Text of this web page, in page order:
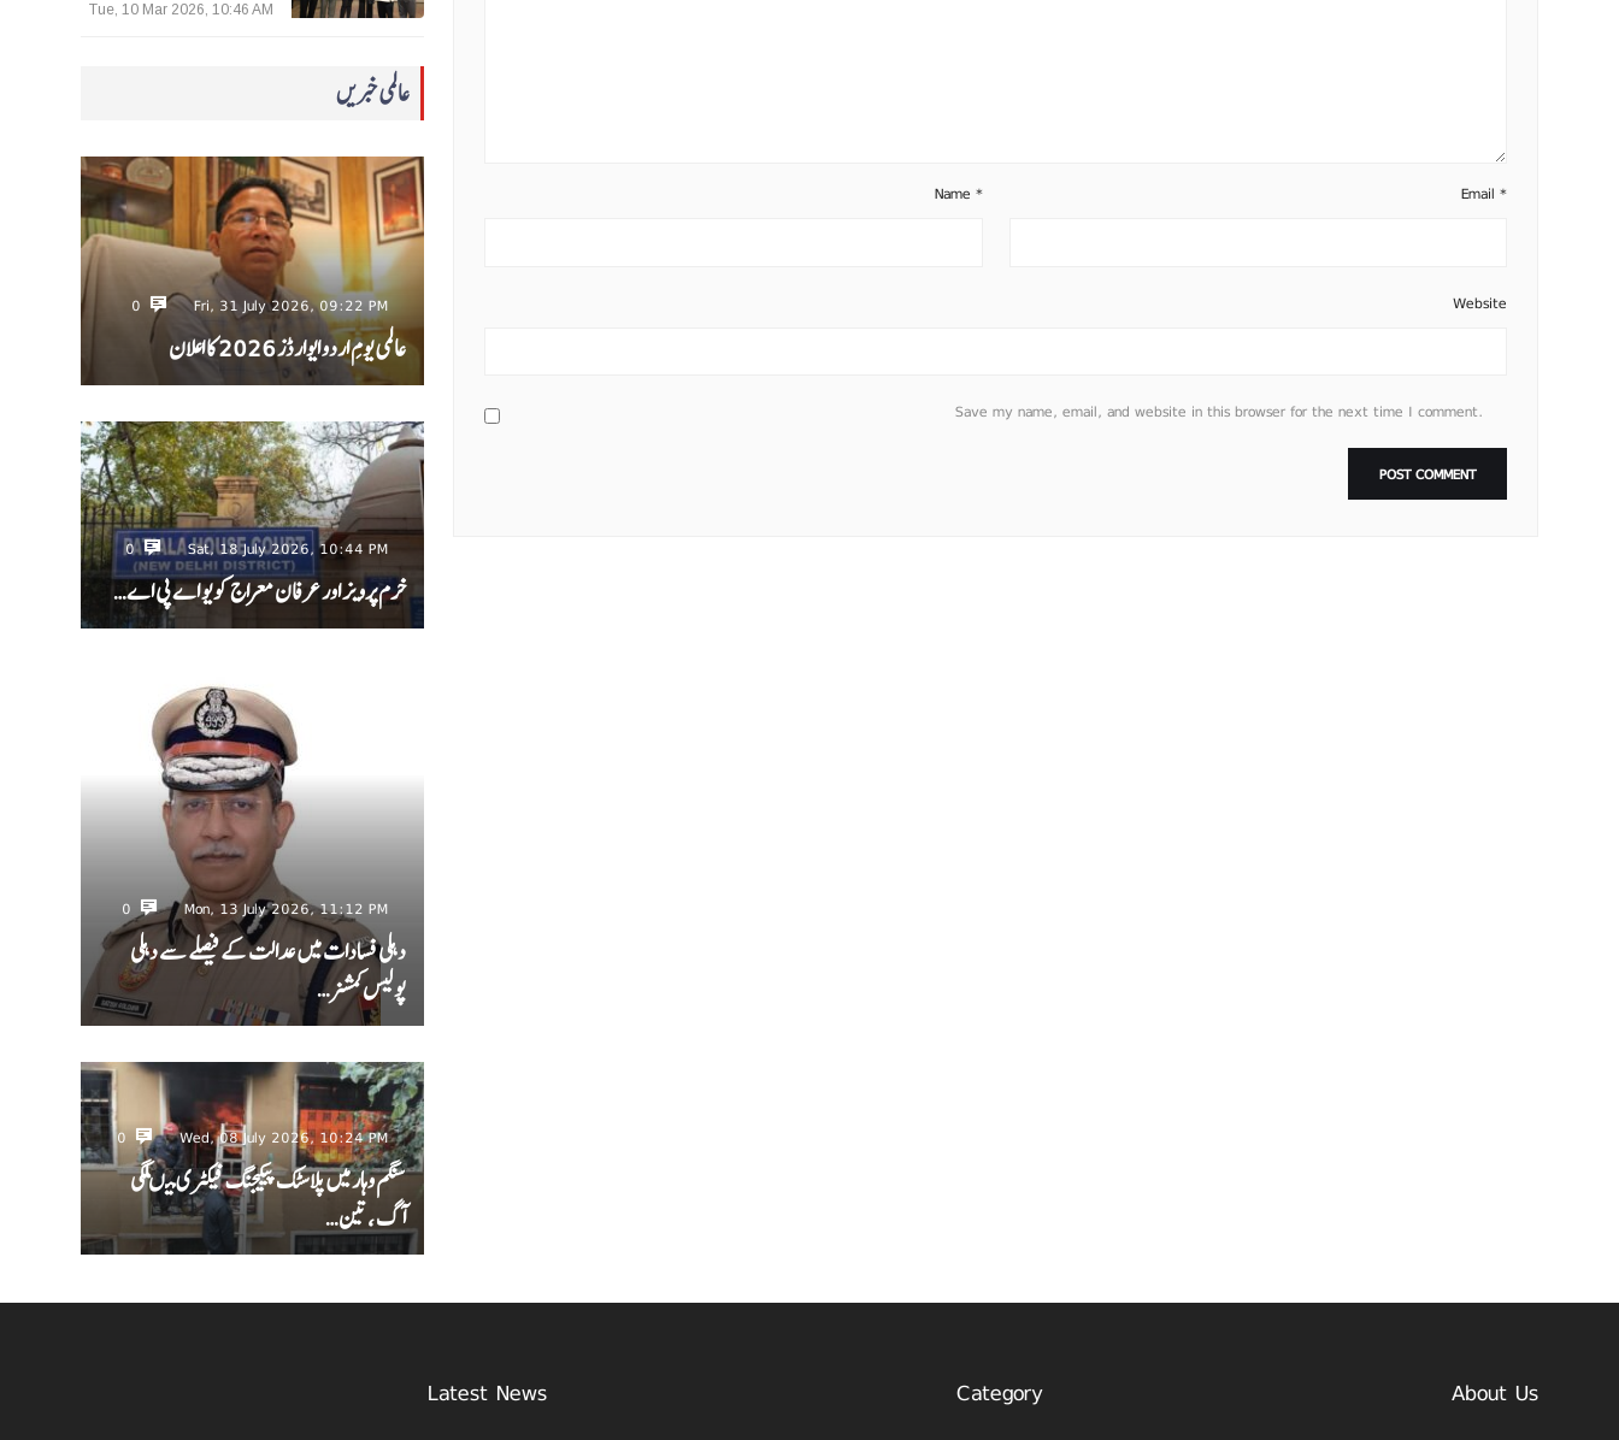
Tue, 10 Mar 2026, 10:46 AM
عالمی خبریں
Fri, 31 July 2026, 09:22 PM
0
عالمی یومِ اردو ایوارڈز 2026 کا اعلان
Sat, 18 July 2026, 10:44 PM
0
خرم پرویز اور عرفان معراج کو یو اے پی اے…
Mon, 13 July 2026, 11:12 PM
0
دہلی فسادات میں عدالت کے فیصلے سے دہلی
پولیس کمشنر…
Wed, 08 July 2026, 10:24 PM
0
سنگم وہار میں پلاسٹک پیکیجنگ فیکٹری میںلگی
آگ ، تین…
Name* Email *
Website
Save my name, email, and website in this browser for the next time I comment.
Latest News Category About Us